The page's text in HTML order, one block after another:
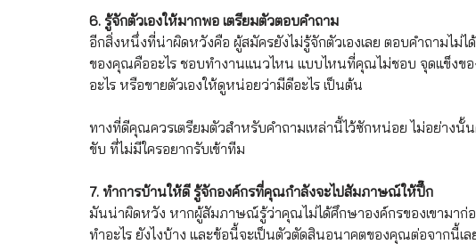
6. รู้จักตัวเองให้มากพอ เตรียมตัวตอบคำถาม
อีกสิ่งหนึ่งที่น่าผิดหวังคือ ผู้สมัครยังไม่รู้จักตัวเองเลย ตอบคำถามไม่
ของคุณคืออะไร ชอบทำงานแนวไหน แบบไหนที่คุณไม่ชอบ จุดแข็งขอ
อะไร หรือขายตัวเองให้ดูหน่อยว่ามีดีอะไร เป็นต้น
ทางที่ดีคุณควรเตรียมตัวสำหรับคำถามเหล่านี้ไว้ซักหน่อย ไม่อย่างนั้
ขับ ที่ไม่มีใครอยากรับเข้าทีม
7. ทำการบ้านให้ดี รู้จักองค์กรที่คุณกำลังจะไปสัมภาษณ์ให้ปึ๊ก
มันน่าผิดหวัง หากผู้สัมภาษณ์รู้ว่าคุณไม่ได้ศึกษาองค์กรของเขามาก่อน
ทำอะไร ยังไงบ้าง และข้อนี้จะเป็นตัวตัดสินอนาคตของคุณต่อจากนี้เ